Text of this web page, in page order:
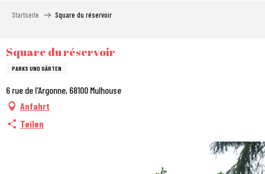
principal
Startseite Square du réservoir
Square du réservoir
PARKS UND GÄRTEN
6 rue de l'Argonne, 68100 Mulhouse
Anfahrt
Teilen